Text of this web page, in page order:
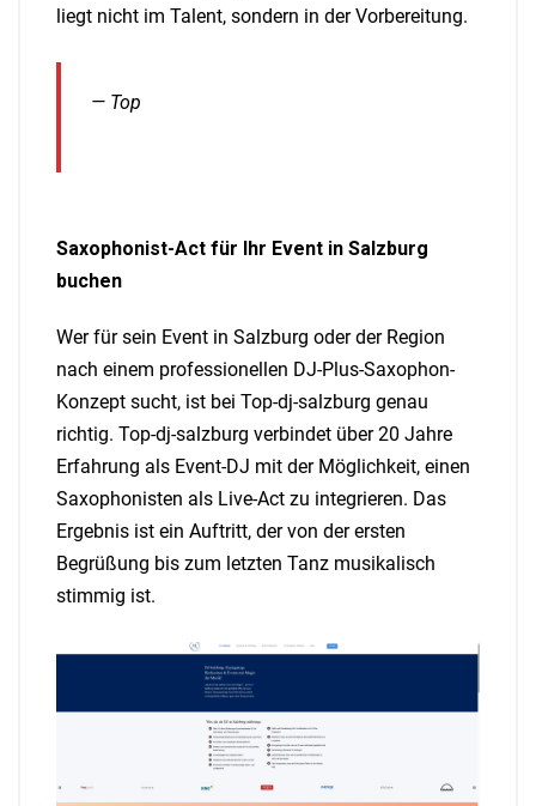
liegt nicht im Talent, sondern in der Vorbereitung.
— Top
Saxophonist-Act für Ihr Event in Salzburg
buchen
Wer für sein Event in Salzburg oder der Region
nach einem professionellen DJ-Plus-Saxophon-
Konzept sucht, ist bei Top-dj-salzburg genau
richtig. Top-dj-salzburg verbindet über 20 Jahre
Erfahrung als Event-DJ mit der Möglichkeit, einen
Saxophonisten als Live-Act zu integrieren. Das
Ergebnis ist ein Auftritt, der von der ersten
Begrüßung bis zum letzten Tanz musikalisch
stimmig ist.